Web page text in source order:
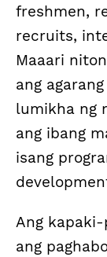
freshmen,
recruits,
Maaari
ang
lumikha ng
ang ibang
isang
Ang
ang